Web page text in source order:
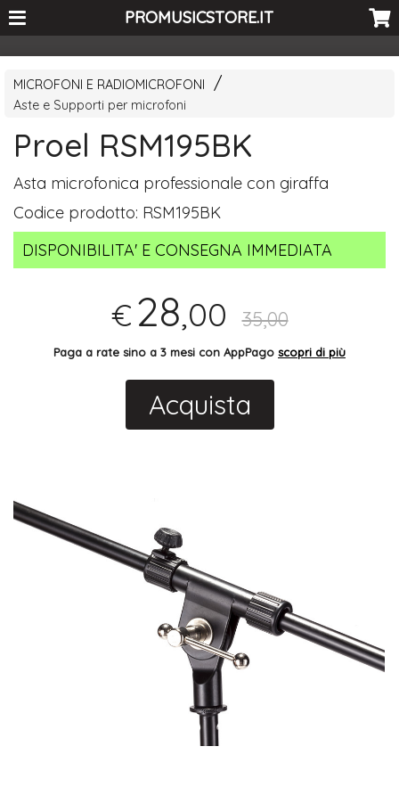
<-- Curio's GSC -->PROMUSICSTORE.IT
MICROFONI E RADIOMICROFONI
Aste e Supporti per microfoni
Proel RSM195BK
Asta microfonica professionale con giraffa
Codice prodotto: RSM195BK
DISPONIBILITA' E CONSEGNA IMMEDIATA
€28,00 35,00
Paga a rate sino a 3 mesi con AppPago scopri di più
Acquista